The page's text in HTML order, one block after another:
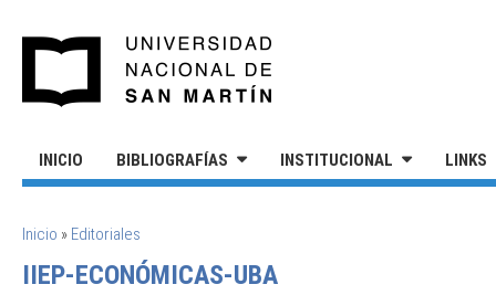
INICIO BIBLIOGRAFÍAS INSTITUCIONAL LINKS
SE ENCUENTRA USTED AQUÍ
Inicio » Editoriales
IIEP-ECONÓMICAS-UBA